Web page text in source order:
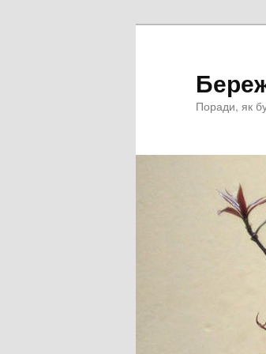
Поради, як